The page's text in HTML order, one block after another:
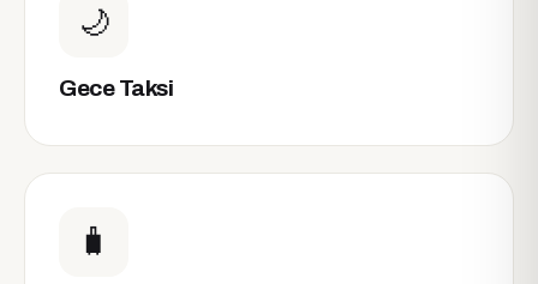
🌙
Gece Taksi
🧳